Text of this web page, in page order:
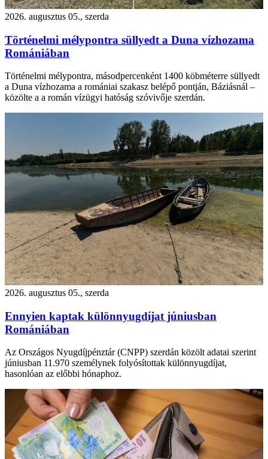
2026. augusztus 05., szerda
Történelmi mélypontra süllyedt a Duna vízhozama
Romániában
Történelmi mélypontra, másodpercenként 1400 köbméterre süllyedt
a Duna vízhozama a romániai szakasz belépő pontján, Báziásnál –
közölte a a román vízügyi hatóság szóvivője szerdán.
2026. augusztus 05., szerda
Ennyien kaptak különnyugdíjat júniusban
Romániában
Az Országos Nyugdíjpénztár (CNPP) szerdán közölt adatai szerint
júniusban 11.970 személynek folyósítottak különnyugdíjat,
hasonlóan az előbbi hónaphoz.